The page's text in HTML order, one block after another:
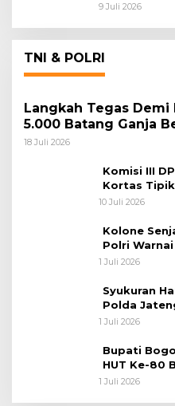
9 Juli 2026
TNI & POLRI
Langkah Tegas Demi
5.000 Batang Ganja
Koops TNI Habema
18 Juli 2026
Komisi III
Kortas
Korupsi
10 Juli 2026
Kolone
Polri
ke-80
1 Juli 2026
Syukuran
Polda
1 Juli 2026
Bupati
HUT Ke-80
dan
1 Juli 2026